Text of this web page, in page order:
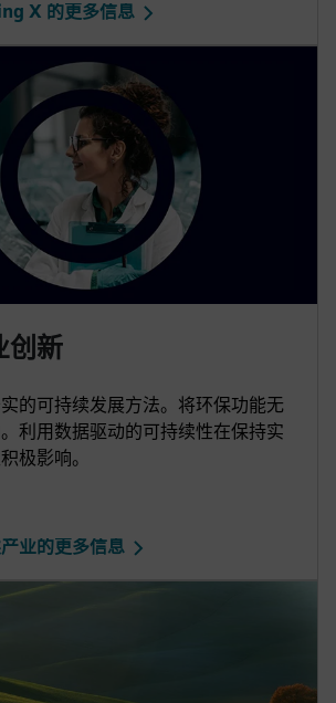
X 的更多信息
创新
的可持续发展方法。将环保功能无
利用数据驱动的可持续性在保持实
极影响。
业的更多信息